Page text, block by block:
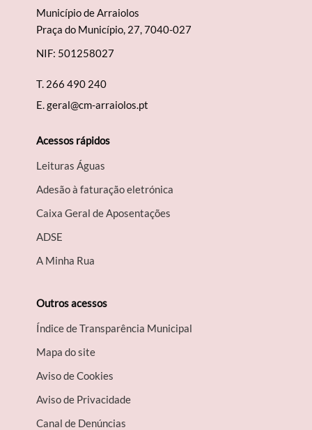
Município de Arraiolos
Praça do Município, 27, 7040-027
NIF: 501258027
T. 266 490 240
E.geral@cm-arraiolos.pt
Acessos rápidos
Leituras Águas
Adesão à faturação eletrónica
Caixa Geral de Aposentações
A​DSE
A Minha Rua
Outros acessos
Índice de Transparência Municipal
Mapa do site
Aviso de Cookies
Aviso de Privacidade
Canal de Denúncias